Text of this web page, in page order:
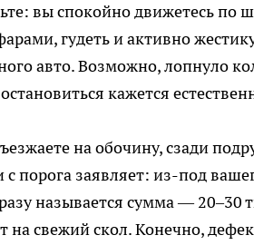
вы спокойно движетесь по
гудеть и активно
авто. Возможно, лопнуло
кажется
на обочину, сзади
с порога заявляет: из-под
называется сумма —
на свежий скол. Конечно,